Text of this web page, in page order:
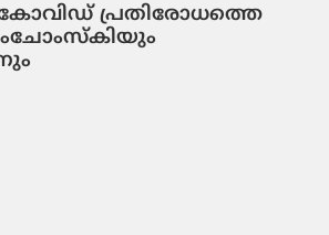
കോവിഡ് പ്രതിരോധത്തെ